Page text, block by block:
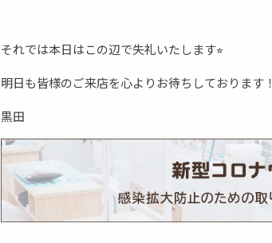
それでは本日はこの辺で失礼いたします⭐︎
明日も皆様のご来店を心よりお待ちしております！
黒田